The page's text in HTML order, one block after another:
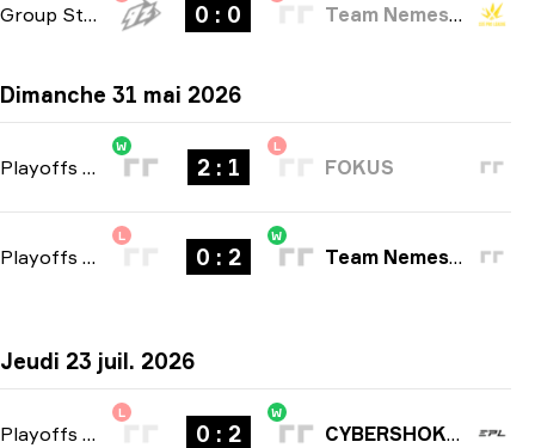
Group Stage -bo1 0 : 0 Team Nemesis
Dimanche 31 mai 2026
Playoffs bo3
W
2 : 1
L
FOKUS
Playoffs
L
0 : 2
W
Team Nemesis
Jeudi 23 juil. 2026
Playoffs
L
0 : 2
W
CYBERSHOKE Esports